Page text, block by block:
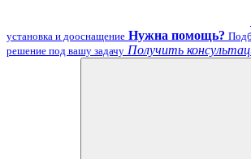
установка и дооснащение Нужна помощь?
решение под вашу задачу Получить